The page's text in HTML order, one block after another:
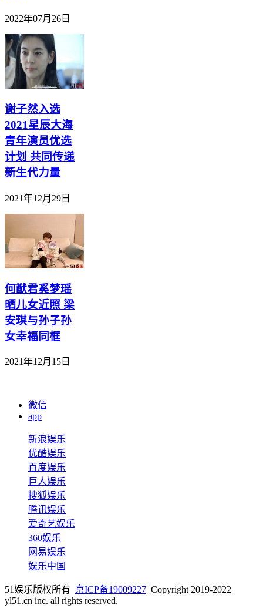
2022年07月26日
谢子然入选
2021星辰大海
青年演员优选
计划 共同传递
新生代力量
2021年12月29日
何猷君奚梦瑶
晒儿女近照 梁
安琪与孙子孙
女幸福同框
2021年12月15日
微信
app
新浪娱乐
优酷娱乐
百度娱乐
巨人娱乐
搜狐娱乐
腾讯娱乐
爱奇艺娱乐
360娱乐
网易娱乐
娱乐中国
51娱乐版权所有 京ICP备19009227 Copyright 2019-2022
yl51.cn inc. all rights reserved.